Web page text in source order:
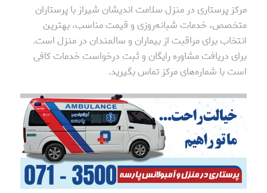
مرکز پرستاری در منزل سلامت اندیشان شیراز با پرستاران
متخصص، خدمات شبانه‌روزی و قیمت مناسب، بهترین
انتخاب برای مراقبت از بیماران و سالمندان در منزل است.
برای دریافت مشاوره رایگان و ثبت درخواست خدمات کافی
است با شماره‌های مرکز تماس بگیرید.